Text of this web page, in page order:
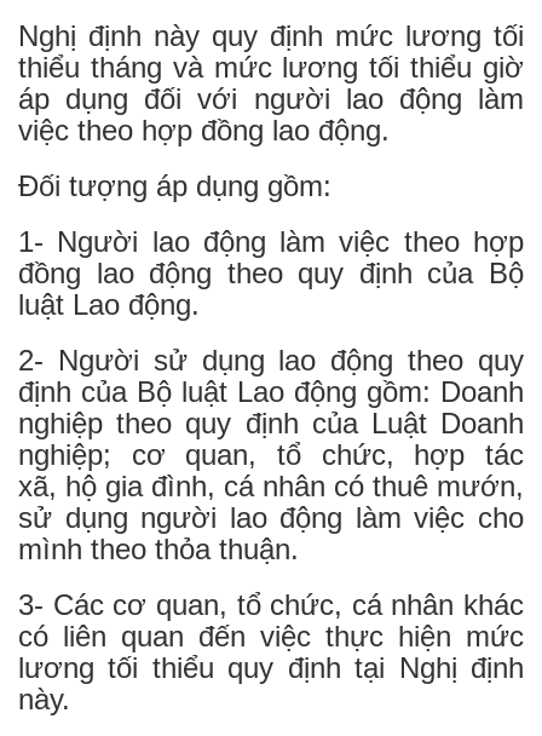
Nghị định này quy định mức lương tối
thiểu tháng và mức lương tối thiểu giờ
áp dụng đối với người lao động làm
việc theo hợp đồng lao động.
Đối tượng áp dụng gồm:
1- Người lao động làm việc theo hợp
đồng lao động theo quy định của Bộ
luật Lao động.
2- Người sử dụng lao động theo quy
định của Bộ luật Lao động gồm: Doanh
nghiệp theo quy định của Luật Doanh
nghiệp; cơ quan, tổ chức, hợp tác
xã, hộ gia đình, cá nhân có thuê mướn,
sử dụng người lao động làm việc cho
mình theo thỏa thuận.
3- Các cơ quan, tổ chức, cá nhân khác
có liên quan đến việc thực hiện mức
lương tối thiểu quy định tại Nghị định
này.